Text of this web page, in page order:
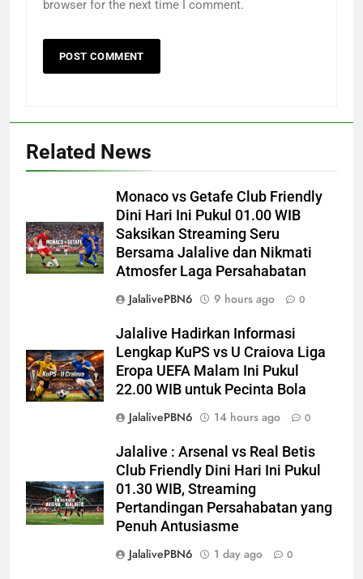
browser for the next time I comment.
Related News
Monaco vs Getafe Club Friendly
Dini Hari Ini Pukul 01.00 WIB
Saksikan Streaming Seru
Bersama Jalalive dan Nikmati
Atmosfer Laga Persahabatan
JalalivePBN6
9 hours ago 0
Jalalive Hadirkan Informasi
Lengkap KuPS vs U Craiova Liga
Eropa UEFA Malam Ini Pukul
22.00 WIB untuk Pecinta Bola
JalalivePBN6
14 hours ago 0
Jalalive : Arsenal vs Real Betis
Club Friendly Dini Hari Ini Pukul
01.30 WIB, Streaming
Pertandingan Persahabatan yang
Penuh Antusiasme
JalalivePBN6
1 day ago 0